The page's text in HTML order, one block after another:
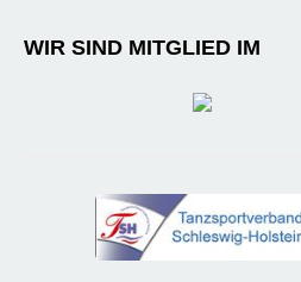
WIR SIND MITGLIED IM